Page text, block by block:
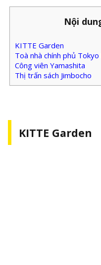
Nội
KITTE Garden
Toà nhà chính phủ
Công viên Yamashita
Thị trấn sách Jimbocho
KITTE Garden